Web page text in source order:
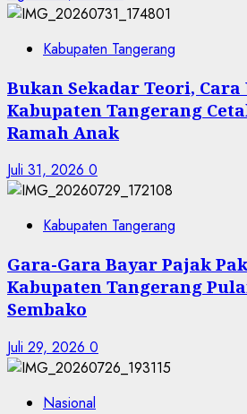
Kabupaten Tangerang
Bukan Sekadar Teori,
Kabupaten Tangerang
Ramah Anak
Juli 31, 2026 0
Kabupaten Tangerang
Gara-Gara Bayar Pajak
Kabupaten Tangerang
Sembako
Juli 29, 2026 0
Nasional